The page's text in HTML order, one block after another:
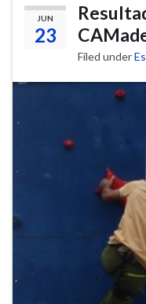
JUN
23
Filed under